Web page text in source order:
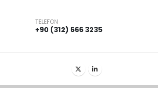
TELEFON
+90 (312) 666 3235